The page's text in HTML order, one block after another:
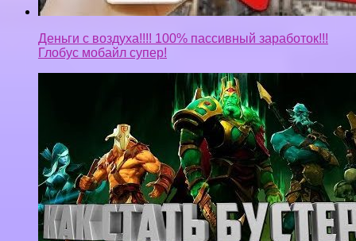
Деньги с воздуха!!!! 100% пассивный заработок!!!
Глобус мобайл супер!